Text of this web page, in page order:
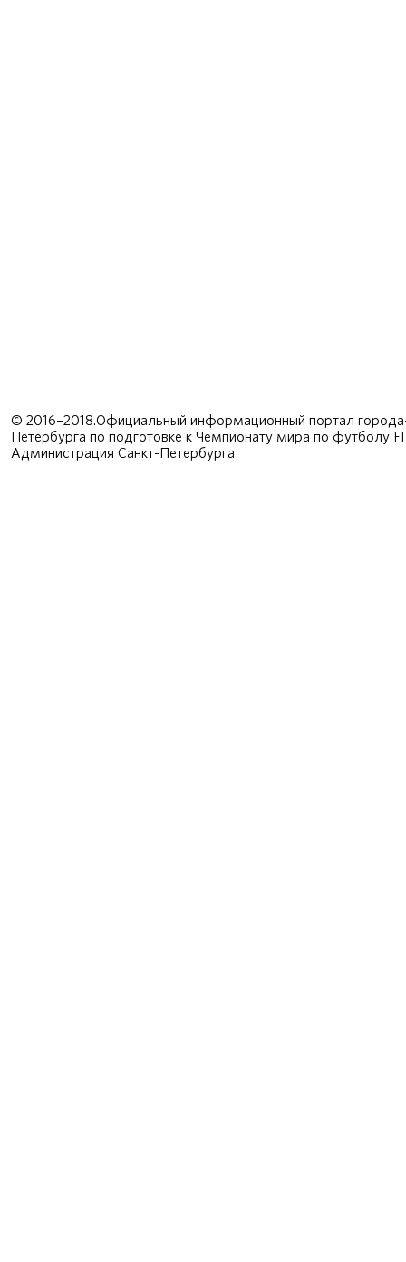
© 2016–2018.Официальный информационный портал
Петербурга по подготовке к Чемпионату мира по футболу
Администрация Санкт-Петербурга